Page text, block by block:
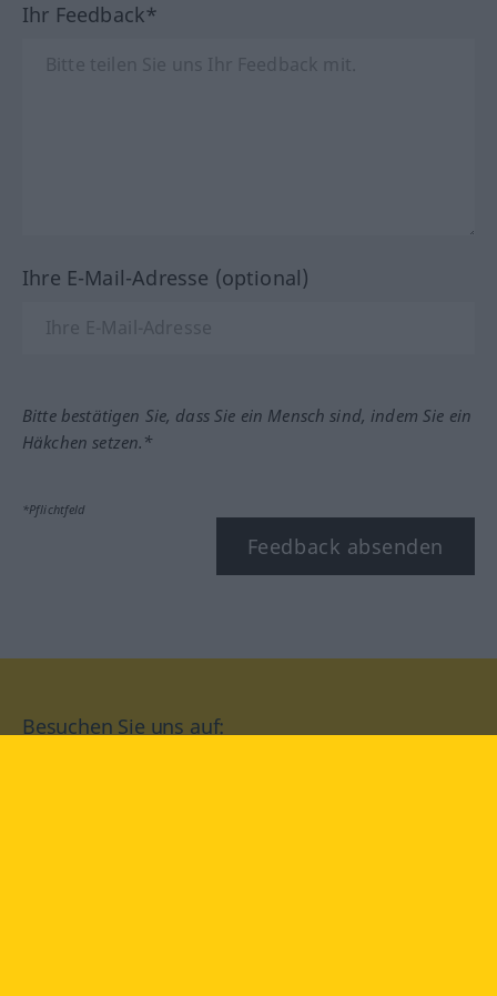
Ihr Feedback*
Ihre E-Mail-Adresse (optional)
Bitte bestätigen Sie, dass Sie ein Mensch sind, indem Sie ein
Häkchen setzen.*
*Pflichtfeld
Feedback absenden
Besuchen Sie uns auf: